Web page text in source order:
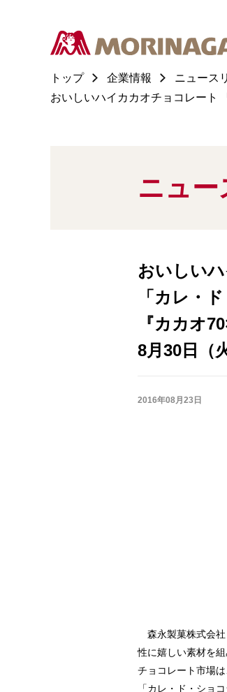
トップ 企業情報
ニュース
おいしいハイカカオチョコレート
ニュー
おいしい
「カレ・
『カカオ
8月30日（
2016年08月23日
森永製菓株式会社
性に嬉しい素材を
チョコレート市場
「カレ・ド・ショ